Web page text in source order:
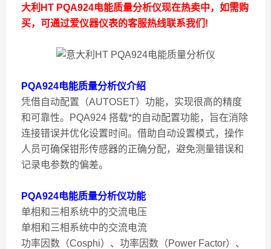
大利HT PQA924电能质量分析仪现在热卖中，如需购
买，可通过爱仪器仪表的客服热线联系我们!
PQA924电能质量分析仪介绍
凭借自动配置（AUTOSET）功能，实现很高的精度
和可靠性。PQA924 搭载*的自动配置功能，旨在消除
连接错误并优化设置时间。借助自动设置模式，操作
人员可确保钳形传感器的正确分配，避免测量错误和
记录电参数的偏差。
PQA924电能质量分析仪功能
单相和三相系统中的交流电压
单相和三相系统中的交流电流
功率因数（Cosphi）、功率因数（Power Factor）、